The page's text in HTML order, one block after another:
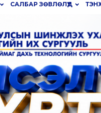
САЛБАР ЗӨВЛӨЛҮҮД